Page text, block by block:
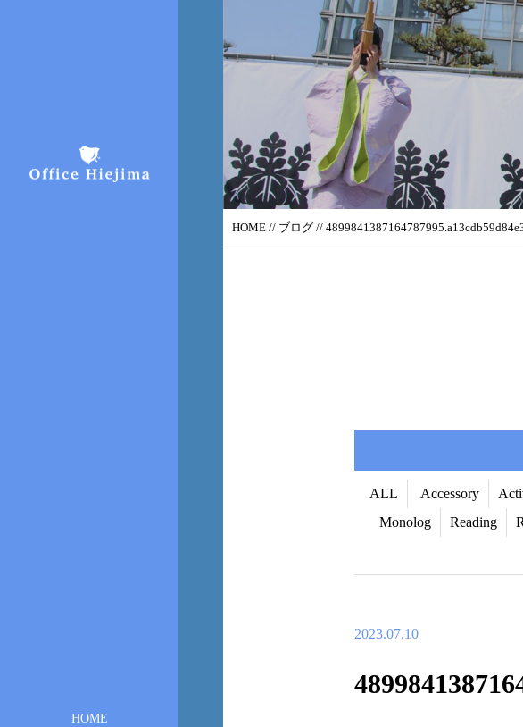
HOME
HOME // ブログ //
ALL Accessory
Monolog
Reading
2023.07.10